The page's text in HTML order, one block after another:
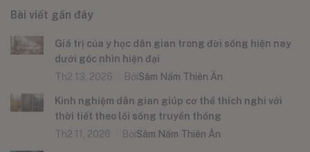
Bài viết gần đây
Giá trị của y học dân gian trong đời sống hiện nay
dưới góc nhìn hiện đại
Th2 13, 2026
BởiSâm Nấm Thiên Ân
Kinh nghiệm dân gian giúp cơ thể thích nghi với
thời tiết theo lối sống truyền thống
Th2 11, 2026
BởiSâm Nấm Thiên Ân